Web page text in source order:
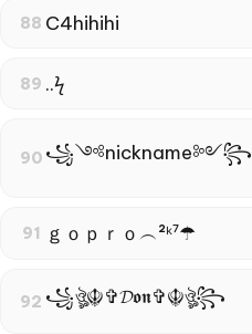
88 C4hihihi
89 ..ϟ
90 ꧁༺nickname༻꧂
91 ｇｏｐｒｏ︵²ᵏ⁷☂
92 ꧁ঔৣ☬✞𝓓𝖔𝖓✞☬ঔৣ꧂